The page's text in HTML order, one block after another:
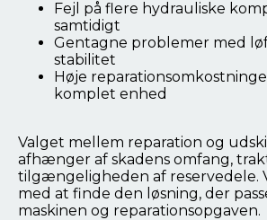
Fejl på flere hydrauliske
samtidigt
Gentagne problemer med
stabilitet
Høje
komplet enhed
Valget mellem reparation og
afhænger af skadens omfang,
tilgængeligheden af reservedele.
med at finde den løsning, der
maskinen og reparationsopgaven.